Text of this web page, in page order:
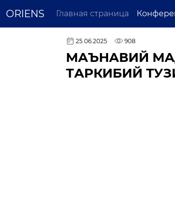
ORIENS Главная страница
25.06.2025 908
МAЪНAВИЙ
ТAРКИБИЙ